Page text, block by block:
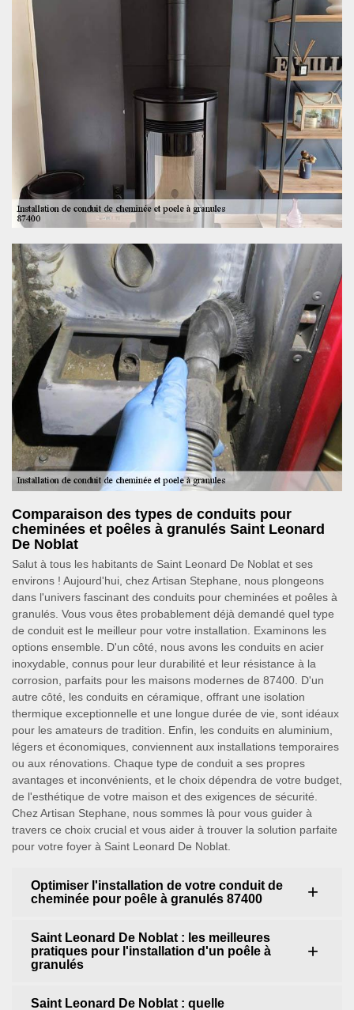
Comparaison des types de conduits pour
cheminées et poêles à granulés Saint Leonard
De Noblat
Salut à tous les habitants de Saint Leonard De Noblat et ses
environs ! Aujourd'hui, chez Artisan Stephane, nous plongeons
dans l'univers fascinant des conduits pour cheminées et poêles à
granulés. Vous vous êtes probablement déjà demandé quel type
de conduit est le meilleur pour votre installation. Examinons les
options ensemble. D'un côté, nous avons les conduits en acier
inoxydable, connus pour leur durabilité et leur résistance à la
corrosion, parfaits pour les maisons modernes de 87400. D'un
autre côté, les conduits en céramique, offrant une isolation
thermique exceptionnelle et une longue durée de vie, sont idéaux
pour les amateurs de tradition. Enfin, les conduits en aluminium,
légers et économiques, conviennent aux installations temporaires
ou aux rénovations. Chaque type de conduit a ses propres
avantages et inconvénients, et le choix dépendra de votre budget,
de l'esthétique de votre maison et des exigences de sécurité.
Chez Artisan Stephane, nous sommes là pour vous guider à
travers ce choix crucial et vous aider à trouver la solution parfaite
pour votre foyer à Saint Leonard De Noblat.
Optimiser l'installation de votre conduit de
cheminée pour poêle à granulés 87400
Saint Leonard De Noblat : les meilleures
pratiques pour l'installation d'un poêle à
granulés
Saint Leonard De Noblat : quelle